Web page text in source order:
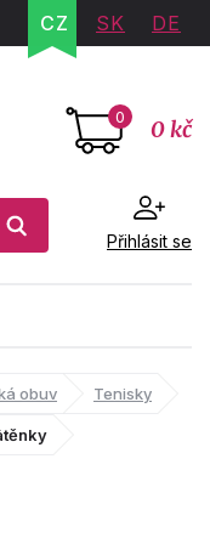
CZ SK DE
0 0 kč
Přihlásit se
obuv Tenisky